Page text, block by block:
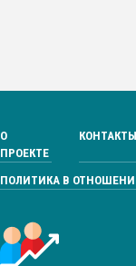
О
ПРОЕКТЕ
КОНТАКТЫ
ПОЛИТИКА В